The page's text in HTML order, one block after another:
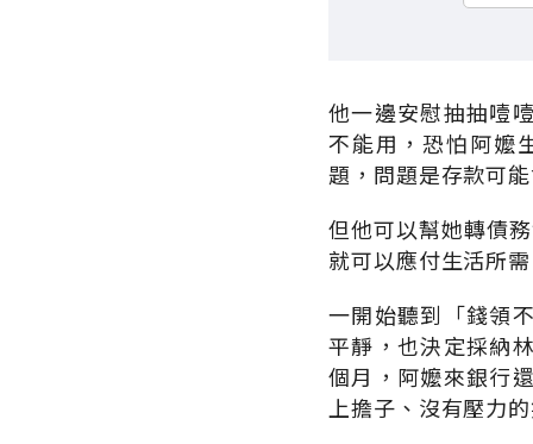
他一邊安慰抽抽噎
不能用，恐怕阿嬤
題，問題是存款可
但他可以幫她轉債
就可以應付生活所
一開始聽到「錢領
平靜，也決定採納
個月，阿嬤來銀行
上擔子、沒有壓力